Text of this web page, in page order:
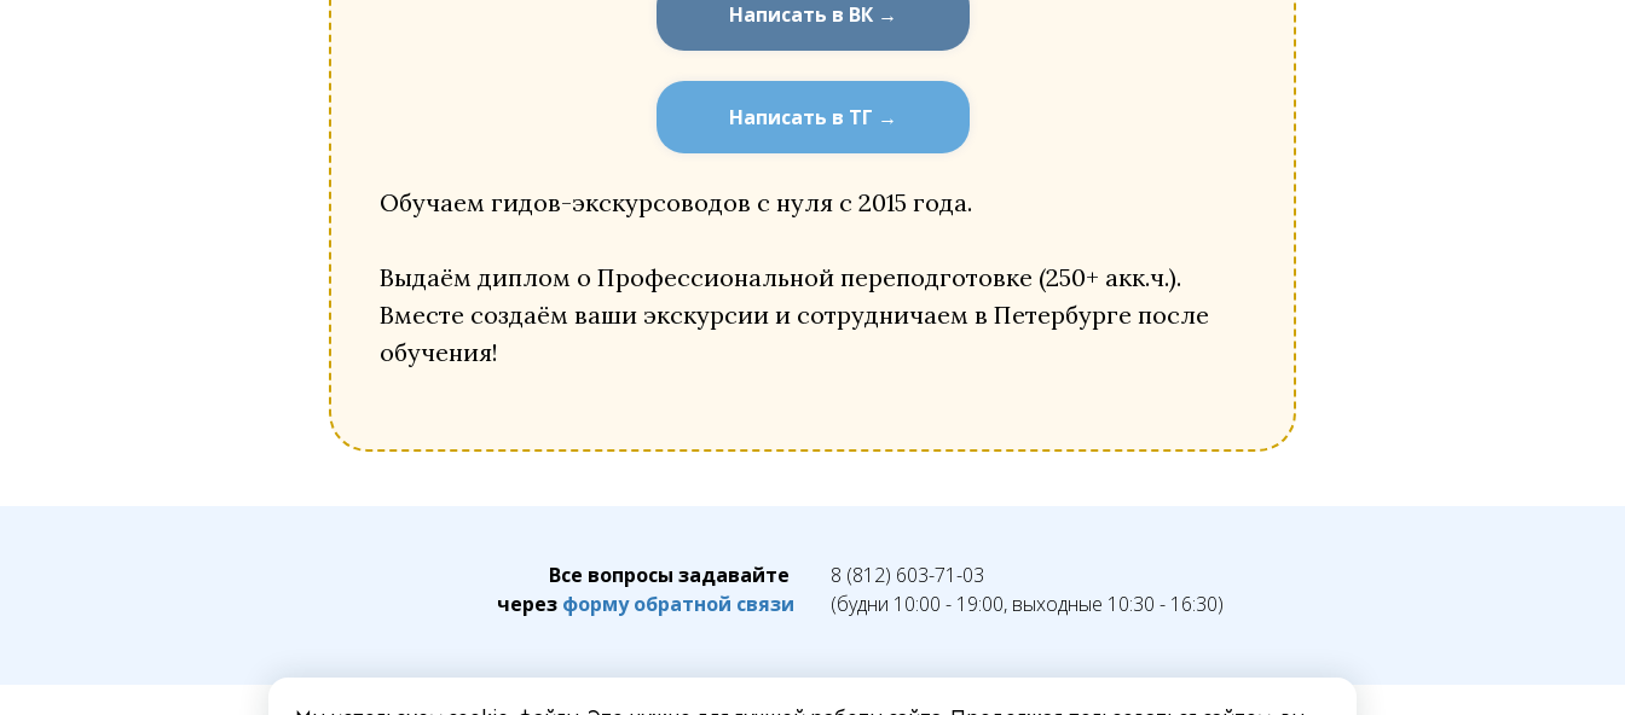
Написать в ВК →
Написать в ТГ →
Обучаем гидов-экскурсоводов с нуля с 2015 года.
Выдаём диплом о Профессиональной переподготовке (250+ акк.ч.).
Вместе создаём ваши экскурсии и сотрудничаем в Петербурге после
обучения!
Все вопросы задавайте
через форму обратной связи
8 (812) 603-71-03
(будни 10:00 - 19:00, выходные 10:30 - 16:30)